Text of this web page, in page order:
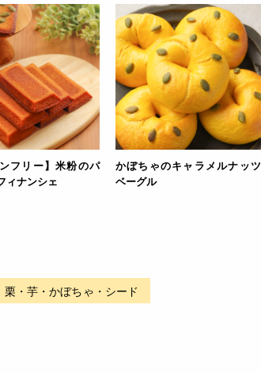
ンフリー】米粉のパ
ィナンシェ
かぼちゃのキャラメルナッツ
ベーグル
栗・芋・かぼちゃ・シード